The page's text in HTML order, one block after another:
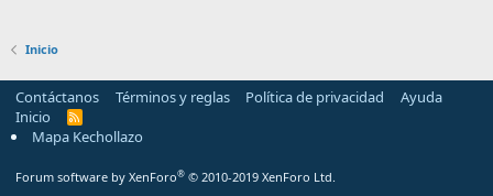
Inicio
Contáctanos Términos y reglas Política de privacidad
Ayuda
Inicio
R
S
S
Mapa Kechollazo
Forum software by XenForo® © 2010-2019 XenForo Ltd.